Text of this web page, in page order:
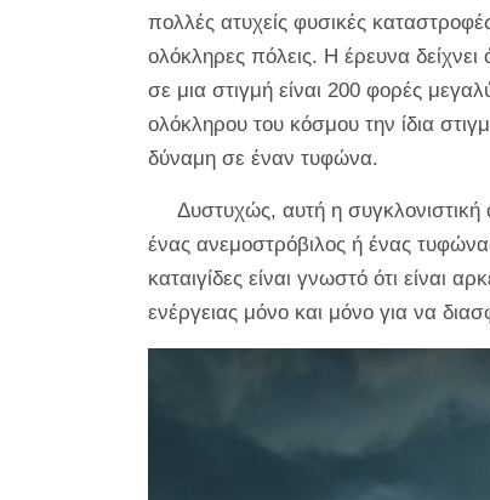
πολλές ατυχείς φυσικές
ολόκληρες πόλεις. Η έρευνα
σε μια στιγμή είναι 200 ​​φορές
ολόκληρου του κόσμου την ίδια
δύναμη σε έναν τυφώνα.
Δυστυχώς, αυτή η
ένας ανεμοστρόβιλος ή ένας
καταιγίδες είναι γνωστό ότι είναι
ενέργειας μόνο και μόνο για να